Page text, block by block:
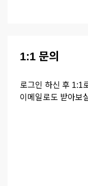
1:1 문의
로그인 하신 후 1:1
이메일로도 받아보